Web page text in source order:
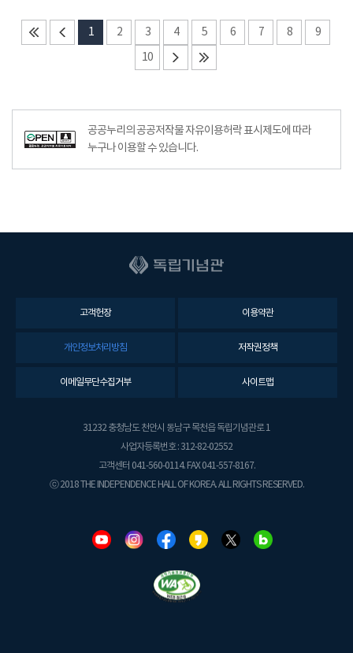
1 2 3 4 5 6 7 8
9
10
공공누리의 공공저작물 자유이용허락 표시제도에 따라
누구나 이용할 수 있습니다.
고객헌장 이용약관
개인정보처리방침 저작권정책
이메일무단수집거부 사이트맵
31232 충청남도 천안시 동남구 목천읍 독립기념관로 1
사업자등록번호 : 312-82-02552
고객센터 041-560-0114. FAX 041-557-8167.
ⓒ 2018 THE INDEPENDENCE HALL OF KOREA. ALL RIGHTS RESERVED.